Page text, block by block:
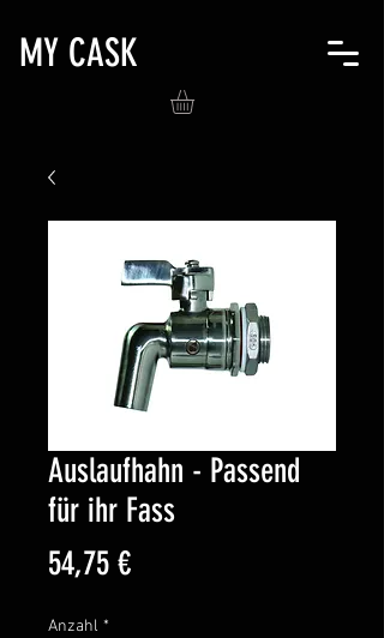
MY CASK
Auslaufhahn - Passend
für ihr Fass
54,75 €Preis
Anzahl *